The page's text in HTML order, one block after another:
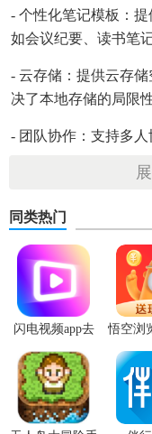
- 个性化笔记模板：
如会议纪要、读书笔
- 云存储：提供云存
决了本地存储的局限性
- 团队协作：支持多
同类热门
闪电视频app去
广告版
悟空浏